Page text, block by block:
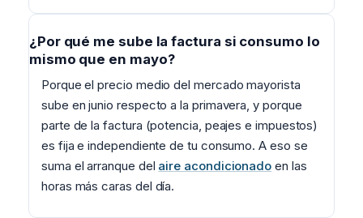
¿Por qué me sube la factura si consumo lo
mismo que en mayo?
Porque el precio medio del mercado mayorista
sube en junio respecto a la primavera, y porque
parte de la factura (potencia, peajes e impuestos)
es fija e independiente de tu consumo. A eso se
suma el arranque del aire acondicionado en las
horas más caras del día.